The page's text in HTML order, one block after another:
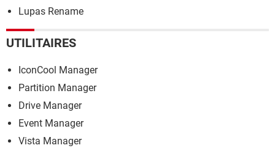
Lupas Rename
UTILITAIRES
IconCool Manager
Partition Manager
Drive Manager
Event Manager
Vista Manager